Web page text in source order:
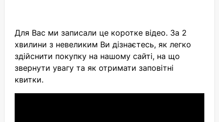
Для Вас ми записали це коротке відео. За 2
хвилини з невеликим Ви дізнаєтесь, як легко
здійснити покупку на нашому сайті, на що
звернути увагу та як отримати заповітні
квитки.